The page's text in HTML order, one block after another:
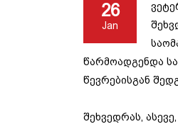
26
Jan
წარმოადგენდა
წევრებისგან
შეხვედრას,